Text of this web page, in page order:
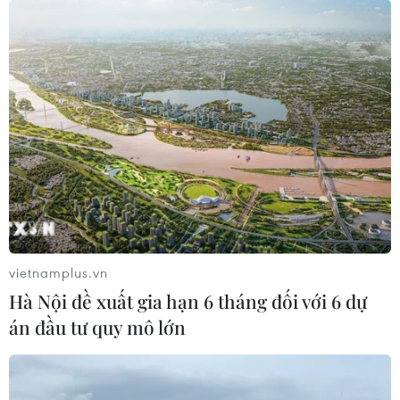
vietnamplus.vn
Hà Nội đề xuất gia hạn 6 tháng đối với 6 dự
án đầu tư quy mô lớn